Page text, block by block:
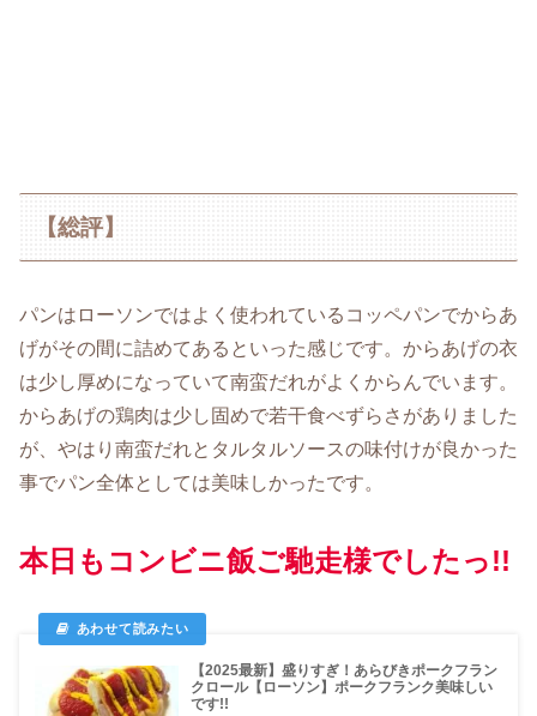
【総評】
パンはローソンではよく使われているコッペパンでからあ
げがその間に詰めてあるといった感じです。からあげの衣
は少し厚めになっていて南蛮だれがよくからんでいます。
からあげの鶏肉は少し固めで若干食べずらさがありました
が、やはり南蛮だれとタルタルソースの味付けが良かった
事でパン全体としては美味しかったです。
本日もコンビニ飯ご馳走様でしたっ!!
【2025最新】盛りすぎ！あらびきポークフラン
クロール【ローソン】ポークフランク美味しい
です!!